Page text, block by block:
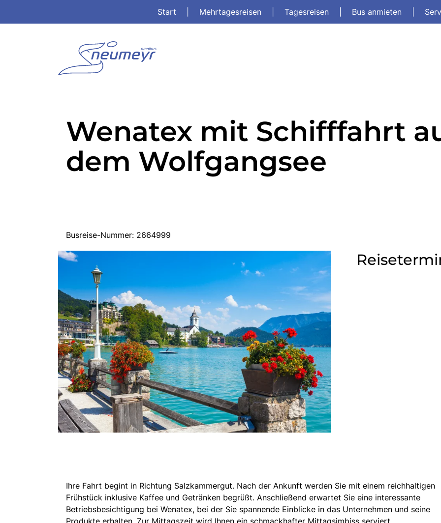
Start Mehrtagesreisen Tagesreisen Bus anmieten
Wenatex mit Schifffahrt
dem Wolfgangsee
Busreise-Nummer: 2664999
Ihre Fahrt begint in Richtung Salzkammergut. Nach der Ankunft werden Sie mit einem reichhaltigen
Frühstück inklusive Kaffee und Getränken begrüßt. Anschließend erwartet Sie eine interessante
Betriebsbesichtigung bei Wenatex, bei der Sie spannende Einblicke in das Unternehmen und seine
Produkte erhalten. Zur Mittagszeit wird Ihnen ein schmackhafter Mittagsimbiss serviert.